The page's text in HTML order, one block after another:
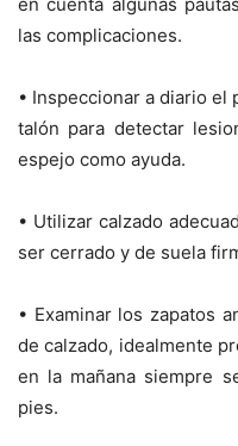
las complicaciones.
• Inspeccionar a diario el
talón para detectar
espejo como ayuda.
• Utilizar calzado
ser cerrado y de suela
• Examinar los zapatos
de calzado, idealmente
en la mañana siempre
pies.